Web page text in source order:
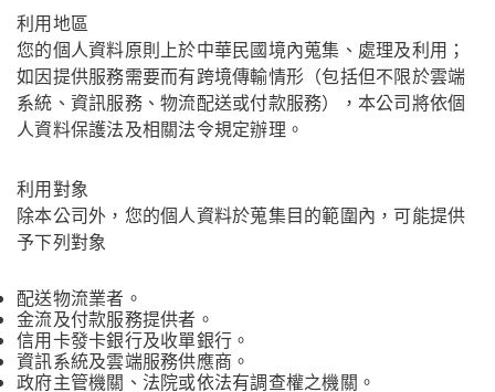
利用地區
您的個人資料原則上於中華民國境內蒐集、處理及利用；
如因提供服務需要而有跨境傳輸情形（包括但不限於雲端
系統、資訊服務、物流配送或付款服務），本公司將依個
人資料保護法及相關法令規定辦理。
利用對象
除本公司外，您的個人資料於蒐集目的範圍內，可能提供
予下列對象
配送物流業者。
金流及付款服務提供者。
信用卡發卡銀行及收單銀行。
資訊系統及雲端服務供應商。
政府主管機關、法院或依法有調查權之機關。